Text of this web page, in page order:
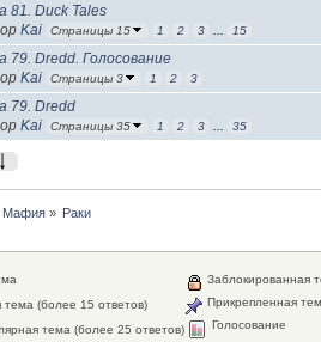
81. Duck Tales
Kai Страницы 15 1 2 3 15
79. Dredd. Голосование
Kai Страницы 3 1 2 3
79. Dredd
Kai Страницы 35 1 2 3 35
Мафия » Раки
тема (более 15 ответов)
тема (более 25 ответов)
Заблокированная
Прикрепленная
Голосование